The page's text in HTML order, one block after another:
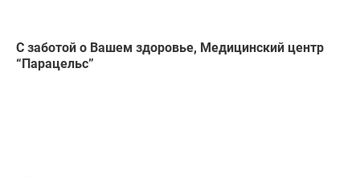
С заботой о Вашем здоровье, Медицинский центр
“Парацельс”